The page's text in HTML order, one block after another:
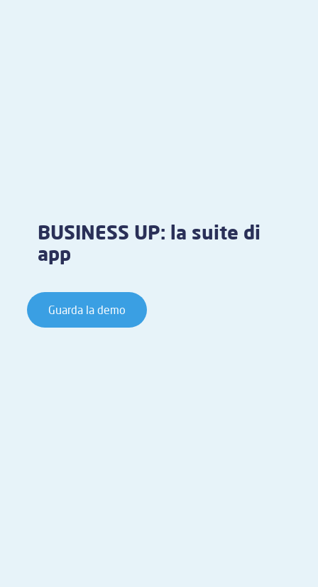
BUSINESS UP: la suite di
app
Guarda la demo